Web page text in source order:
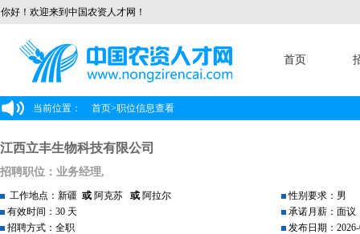
你好！欢迎来到中国农资人才网！
首页
当前位置： 首页>职位信息查看
江西立丰生物科技有限公司
招聘职位：业务经理,
工作地点：新疆 或 阿克苏 或 阿拉尔
有效时间：30 天
招聘方式：全职
性别要求：男
承诺月薪：面议
发布日期：